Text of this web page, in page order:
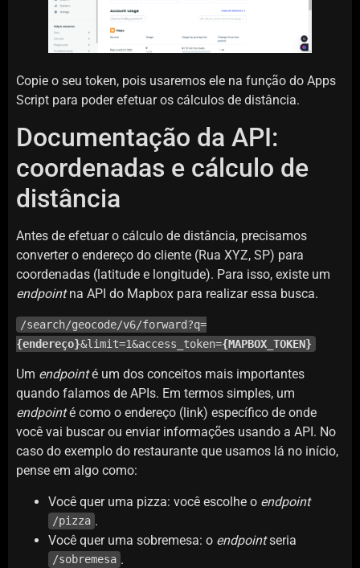
Copie o seu token, pois usaremos ele na função do Apps
Script para poder efetuar os cálculos de distância.
Documentação da API:
coordenadas e cálculo de
distância
Antes de efetuar o cálculo de distância, precisamos
converter o endereço do cliente (Rua XYZ, SP) para
coordenadas (latitude e longitude). Para isso, existe um
endpointna API do Mapbox para realizar essa busca.
/search/geocode/v6/forward?q=
{endereço}&limit=1&access_token={MAPBOX_TOKEN}
Um endpointé um dos conceitos mais importantes
quando falamos de APIs. Em termos simples, um
endpointé como o endereço (link) específico de onde
você vai buscar ou enviar informações usando a API. No
caso do exemplo do restaurante que usamos lá no início,
pense em algo como:
Você quer uma pizza: você escolhe o endpoint
/pizza .
Você quer uma sobremesa: o endpointseria
/sobremesa .